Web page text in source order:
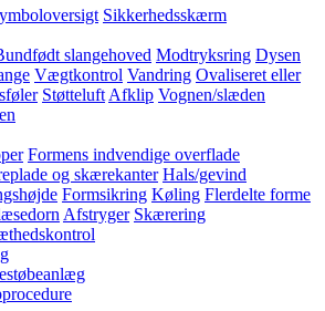
Sikkerhedsskærm
slangehoved Modtryksring Dysen
Vægtkontrol Vandring Ovaliseret eller
Støtteluft Afklip Vognen/slæden
Formens indvendige overflade
og skærekanter Hals/gevind
Formsikring Køling Flerdelte forme
Afstryger Skærering